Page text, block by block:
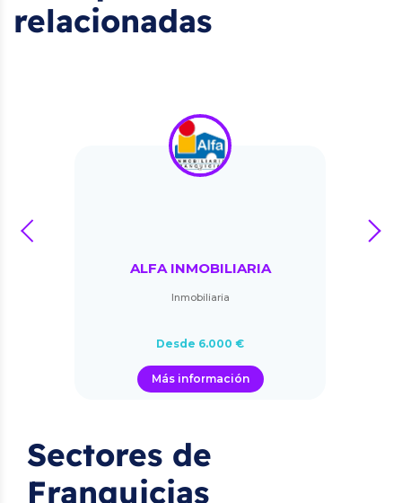
relacionadas
ALFA INMOBILIARIA
Inmobiliaria
Desde 6.000 €
Más información
prev next
Sectores de
Franquicias